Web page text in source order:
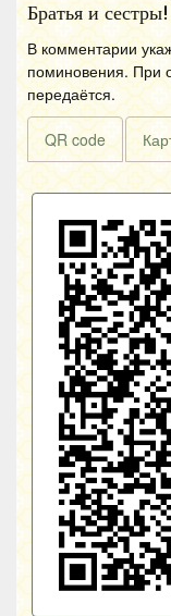
Братья и сестры!
В комментарии
поминовения. При
передаётся.
QR code